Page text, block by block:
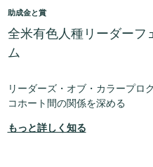
助成金と賞
全米有色人種リーダーフ
ム
リーダーズ・オブ・カラープロ
コホート間の関係を深める
もっと詳しく知る